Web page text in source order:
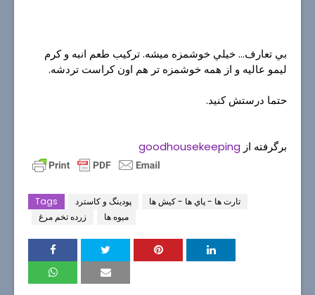
بي تعارف... خيلي خوشمزه ميشه. تركيب طعم انبه و كرم
ليمو عاليه و از همه خوشمزه تر هم اون كراست تردشه.
حتما درستش كنيد.
برگرفته از goodhousekeeping
Tags پودینگ و کاسترد
تارت ها - پاي ها - كيش ها
زرده تخم مرغ
میوه ها